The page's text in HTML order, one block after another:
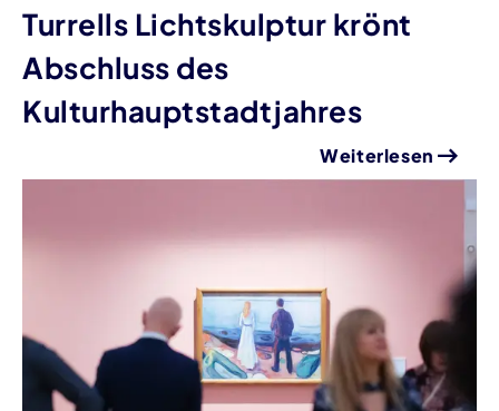
Turrells Lichtskulptur krönt
Abschluss des
Kulturhauptstadtjahres
Weiterlesen